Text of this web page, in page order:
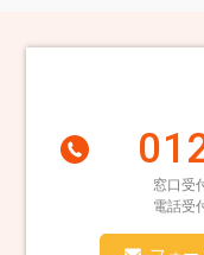
窓口受
電話受